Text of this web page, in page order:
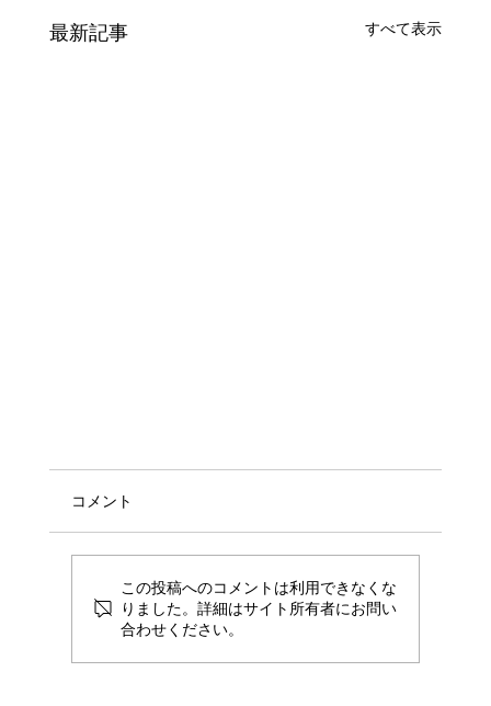
最新記事 すべて表示
コメント
この投稿へのコメントは利用できなくな
りました。詳細はサイト所有者にお問い
合わせください。